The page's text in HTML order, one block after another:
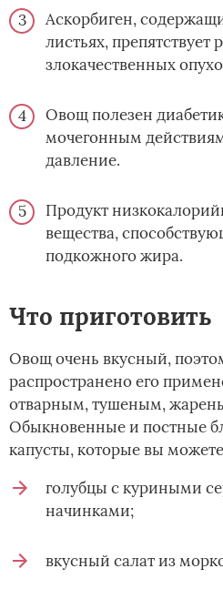
Аскорбиген,
листьях, препятствует
злокачественных
Овощ полезен
мочегонным
давление.
Продукт
вещества,
подкожного жира.
Что приготовить­
Овощ очень вкусный,
распространено его
отварным, тушеным,
Обыкновенные и постные
капусты, которые вы
голубцы с куриными
начинками;
вкусный салат из